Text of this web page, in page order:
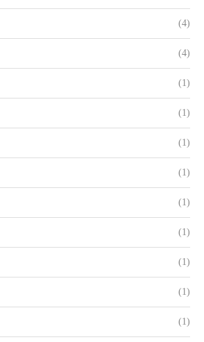
(4)
(4)
(1)
(1)
(1)
(1)
(1)
(1)
(1)
(1)
(1)